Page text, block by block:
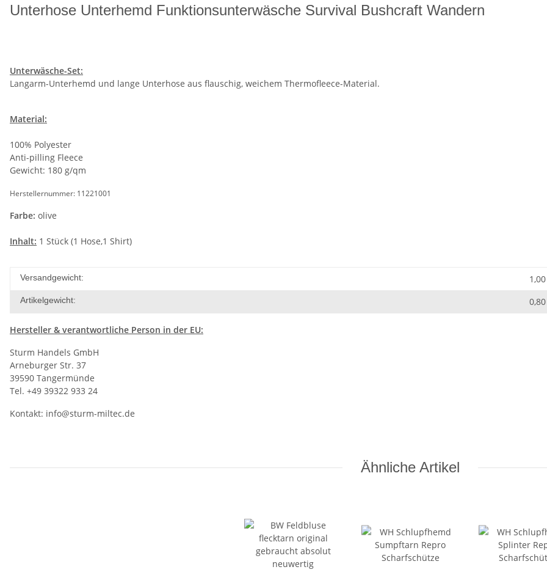
Unterhose Unterhemd Funktionsunterwäsche Survival Bushcraft Wandern
Unterwäsche-Set:
Langarm-Unterhemd und lange Unterhose aus flauschig, weichem Thermofleece-Material.
Material:
100% Polyester
Anti-pilling Fleece
Gewicht: 180 g/qm
Herstellernummer: 11221001
Farbe: olive
Inhalt: 1 Stück (1 Hose,1 Shirt)
Versandgewicht:
Artikelgewicht: 0,80
Hersteller & verantwortliche Person in der EU:
Sturm Handels GmbH
Arneburger Str. 37
39590 Tangermünde
Tel. +49 39322 933 24
Kontakt: info@sturm-miltec.de
Ähnliche Artikel